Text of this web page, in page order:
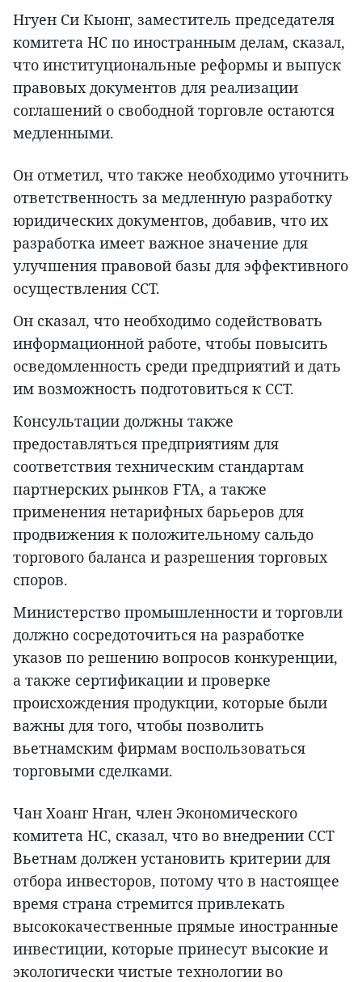
Нгуен Си Кыонг, заместитель председателя
комитета НС по иностранным делам, сказал,
что институциональные реформы и выпуск
правовых документов для реализации
соглашений о свободной торговле остаются
медленными.
Он отметил, что также необходимо уточнить
ответственность за медленную разработку
юридических документов, добавив, что их
разработка имеет важное значение для
улучшения правовой базы для эффективного
осуществления ССТ.
Он сказал, что необходимо содействовать
информационной работе, чтобы повысить
осведомленность среди предприятий и дать
им возможность подготовиться к ССТ.
Консультации должны также
предоставляться предприятиям для
соответствия техническим стандартам
партнерских рынков FTA, а также
применения нетарифных барьеров для
продвижения к положительному сальдо
торгового баланса и разрешения торговых
споров.
Министерство промышленности и торговли
должно сосредоточиться на разработке
указов по решению вопросов конкуренции,
а также сертификации и проверке
происхождения продукции, которые были
важны для того, чтобы позволить
вьетнамским фирмам воспользоваться
торговыми сделками.
Чан Хоанг Нган, член Экономического
комитета НС, сказал, что во внедрении ССТ
Вьетнам должен установить критерии для
отбора инвесторов, потому что в настоящее
время страна стремится привлекать
высококачественные прямые иностранные
инвестиции, которые принесут высокие и
экологически чистые технологии во